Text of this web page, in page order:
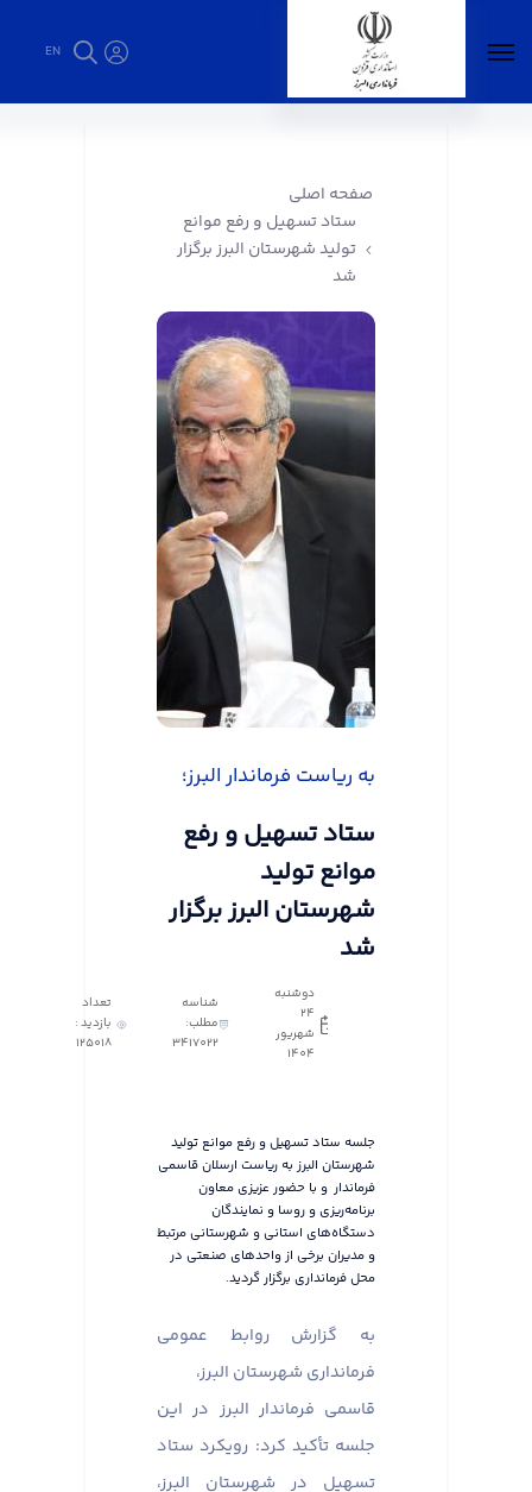
EN
صفحه اصلی
ستاد تسهیل و رفع موانع
تولید شهرستان البرز برگزار
شد
به ریاست فرماندار البرز؛
ستاد تسهیل و رفع
موانع تولید
شهرستان البرز برگزار
شد
دوشنبه
24
شهریور
1404
شناسه
مطلب:
3417022
تعداد
بازدید :
125018
جلسه ستاد تسهیل و رفع موانع تولید
شهرستان البرز به ریاست ارسلان قاسمی
فرماندار و با حضور عزیزی معاون
برنامه‌ریزی و روسا و نمایندگان
دستگاه‌های استانی و شهرستانی مرتبط
و مدیران برخی از واحدهای صنعتی در
محل فرمانداری برگزار گردید.
به گزارش روابط عمومی
فرمانداری شهرستان البرز،
قاسمی فرماندار البرز در این
جلسه تأکید کرد: رویکرد ستاد
تسهیل در شهرستان البرز،